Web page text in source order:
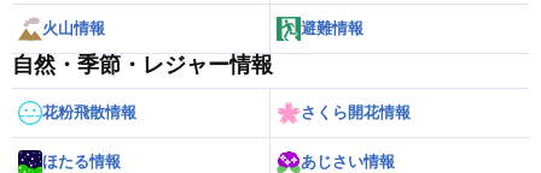
火山情報 避難情報
自然・季節・レジャー情報
花粉飛散情報 さくら開花情報
ほたる情報 あじさい情報